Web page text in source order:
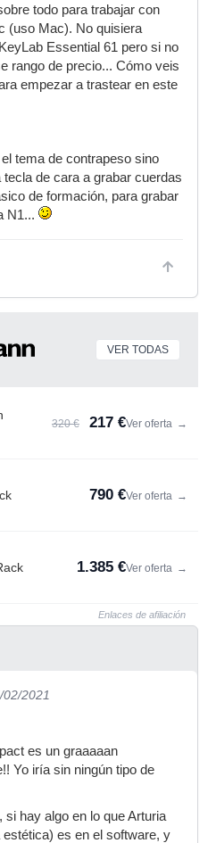
todo para trabajar con
(uso Mac). No quisiera
Essential 61 pero si no
rango de precio... Cómo veis
empezar a trastear en este
tema de contrapeso sino
de cara a grabar cuerdas
de formación, para grabar
N1...
VER TODAS
320 € 217 €Ver oferta →
790 €Ver oferta →
1.385 €Ver oferta →
Enlaces de afiliación
02/2021
es un graaaaan
Yo iría sin ningún tipo de
si hay algo en lo que Arturia
es en el software, y